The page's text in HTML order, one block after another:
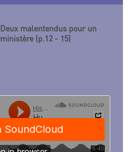
Deux malentendus pour un
ministère (p.12 - 15)